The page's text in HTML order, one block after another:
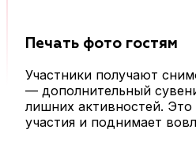
Печать фото гостям
Участники получают
— дополнительный
лишних активностей. Это
участия и поднимает